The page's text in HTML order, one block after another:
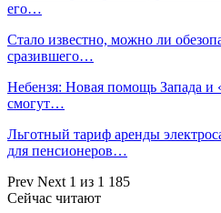
его…
Стало известно, можно ли
сразившего…
Небензя: Новая помощь Запада
смогут…
Льготный тариф аренды
для пенсионеров…
Prev Next 1 из 1 185
Сейчас читают